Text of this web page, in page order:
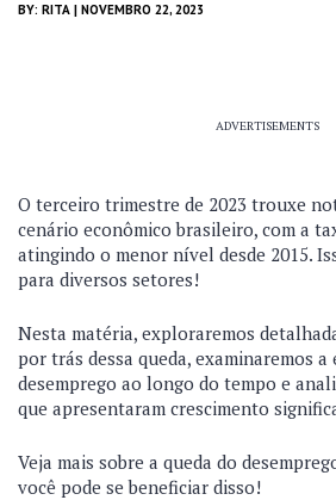
BY: RITA | NOVEMBRO 22, 2023
ADVERTISEMENTS
O terceiro trimestre de 2023 trouxe
cenário econômico brasileiro, com a
atingindo o menor nível desde 2015.
para diversos setores!
Nesta matéria, exploraremos
por trás dessa queda, examinaremos
desemprego ao longo do tempo e
que apresentaram crescimento
Veja mais sobre a queda do
você pode se beneficiar disso!